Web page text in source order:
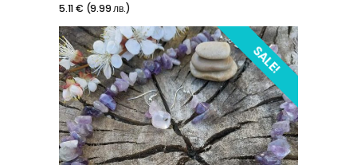
5.11€ (9.99лв.)
SALE!